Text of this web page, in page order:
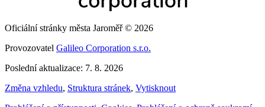
Oficiální stránky města Jaroměř © 2026
Provozovatel Galileo Corporation s.r.o.
Poslední aktualizace: 7. 8. 2026
Změna vzhledu, Struktura stránek, Vytisknout